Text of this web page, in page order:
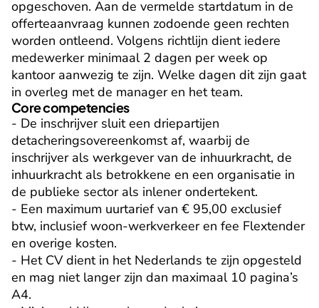
opgeschoven. Aan de vermelde startdatum in de
offerteaanvraag kunnen zodoende geen rechten
worden ontleend. Volgens richtlijn dient iedere
medewerker minimaal 2 dagen per week op
kantoor aanwezig te zijn. Welke dagen dit zijn gaat
in overleg met de manager en het team.
Core competencies
- De inschrijver sluit een driepartijen
detacheringsovereenkomst af, waarbij de
inschrijver als werkgever van de inhuurkracht, de
inhuurkracht als betrokkene en een organisatie in
de publieke sector als inlener ondertekent.
- Een maximum uurtarief van € 95,00 exclusief
btw, inclusief woon-werkverkeer en fee Flextender
en overige kosten.
- Het CV dient in het Nederlands te zijn opgesteld
en mag niet langer zijn dan maximaal 10 pagina’s
A4.